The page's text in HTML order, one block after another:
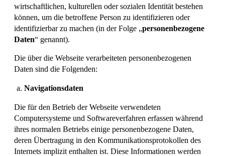
wirtschaftlichen, kulturellen oder sozialen Identität bestehen
können, um die betroffene Person zu identifizieren oder
identifizierbar zu machen (in der Folge „personenbezogene
Daten“ genannt).
Die über die Webseite verarbeiteten personenbezogenen
Daten sind die Folgenden:
Navigationsdaten
Die für den Betrieb der Webseite verwendeten
Computersysteme und Softwareverfahren erfassen während
ihres normalen Betriebs einige personenbezogene Daten,
deren Übertragung in den Kommunikationsprotokollen des
Internets implizit enthalten ist. Diese Informationen werden